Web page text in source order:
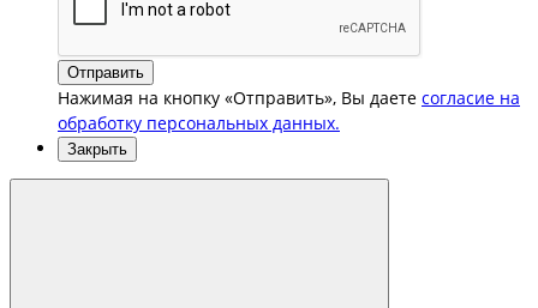
Отправить
Нажимая на кнопку «Отправить», Вы даете согласие на
обработку персональных данных.
Закрыть